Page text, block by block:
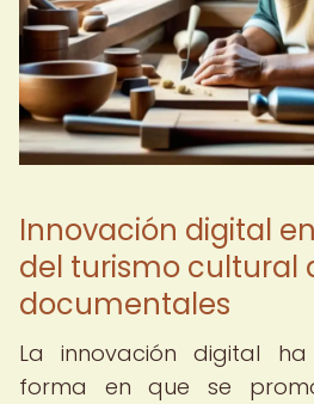
Innovación digital
del turismo cultural
documentales
La innovación digital
forma en que se